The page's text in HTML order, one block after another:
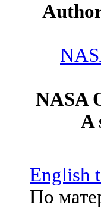
NASA
A
English
По